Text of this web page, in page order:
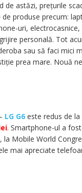
de astăzi, prețurile
produse precum:
uri,
personală. Tot
sau să faci mici
prea mare. Nouă
LG G6 este redus de la
. Smartphone-ul a
la Mobile World
mai apreciate